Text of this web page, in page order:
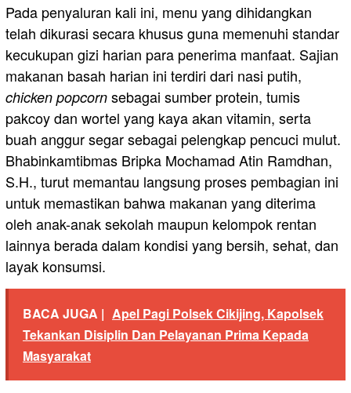
Pada penyaluran kali ini, menu yang dihidangkan
telah dikurasi secara khusus guna memenuhi standar
kecukupan gizi harian para penerima manfaat. Sajian
makanan basah harian ini terdiri dari nasi putih,
chicken popcorn sebagai sumber protein, tumis
pakcoy dan wortel yang kaya akan vitamin, serta
buah anggur segar sebagai pelengkap pencuci mulut.
Bhabinkamtibmas Bripka Mochamad Atin Ramdhan,
S.H., turut memantau langsung proses pembagian ini
untuk memastikan bahwa makanan yang diterima
oleh anak-anak sekolah maupun kelompok rentan
lainnya berada dalam kondisi yang bersih, sehat, dan
layak konsumsi.
BACA JUGA | Apel Pagi Polsek Cikijing, Kapolsek
Tekankan Disiplin Dan Pelayanan Prima Kepada
Masyarakat